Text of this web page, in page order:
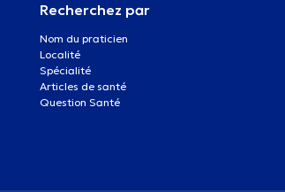
Recherchez par
Nom du praticien
Localité
Spécialité
Articles de santé
Question Santé